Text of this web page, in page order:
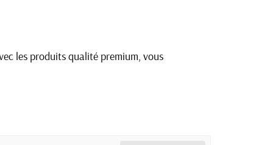
les produits qualité premium, vous